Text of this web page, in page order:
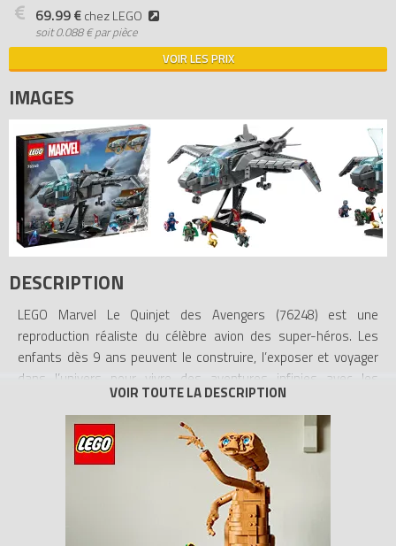
69.99 €chez LEGO
soit0.088 € par pièce
VOIR LES PRIX
IMAGES
DESCRIPTION
LEGO Marvel Le Quinjet des Avengers (76248) est une
reproduction réaliste du célèbre avion des super-héros. Les
enfants dès 9 ans peuvent le construire, l’exposer et voyager
dans l’univers pour vivre des aventures infinies avec les
Incroyablement détaillé et reconfigurable
Cette reproduction détaillée du célèbre vaisseau Quinjet des
films Marvel Avengers présente un cockpit ouvrant, un espace
pour les passagers et une section arrière, ainsi qu’un train
d’atterrissage rétractable et des ailes réglables. Le set inclut
également de multiples accessoires et 5 minifigurines